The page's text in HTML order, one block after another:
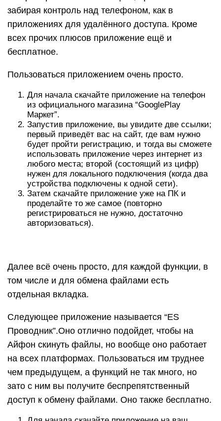
забирая контроль над телефоном, как в
приложениях для удалённого доступа. Кроме
всех прочих плюсов приложение ещё и
бесплатное.
Пользоваться приложением очень просто.
Для начала скачайте приложение на телефон
из официального магазина “GooglePlay
Маркет”.
Запустив приложение, вы увидите две ссылки;
первый приведёт вас на сайт, где вам нужно
будет пройти регистрацию, и тогда вы сможете
использовать приложение через интернет из
любого места; второй (состоящий из цифр)
нужен для локального подключения (когда два
устройства подключены к одной сети).
Затем скачайте приложение уже на ПК и
проделайте то же самое (повторно
регистрироваться не нужно, достаточно
авторизоваться).
Далее всё очень просто, для каждой функции, в
том числе и для обмена файлами есть
отдельная вкладка.
Следующее приложение называется “ES
Проводник”.Оно отлично подойдет, чтобы на
Айфон скинуть файлы, но вообще оно работает
на всех платформах. Пользоваться им труднее
чем предыдущем, а функций не так много, но
зато с ним вы получите беспрепятственный
доступ к обмену файлами. Оно также бесплатно.